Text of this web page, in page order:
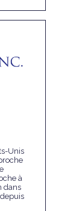
Unis
à
dans